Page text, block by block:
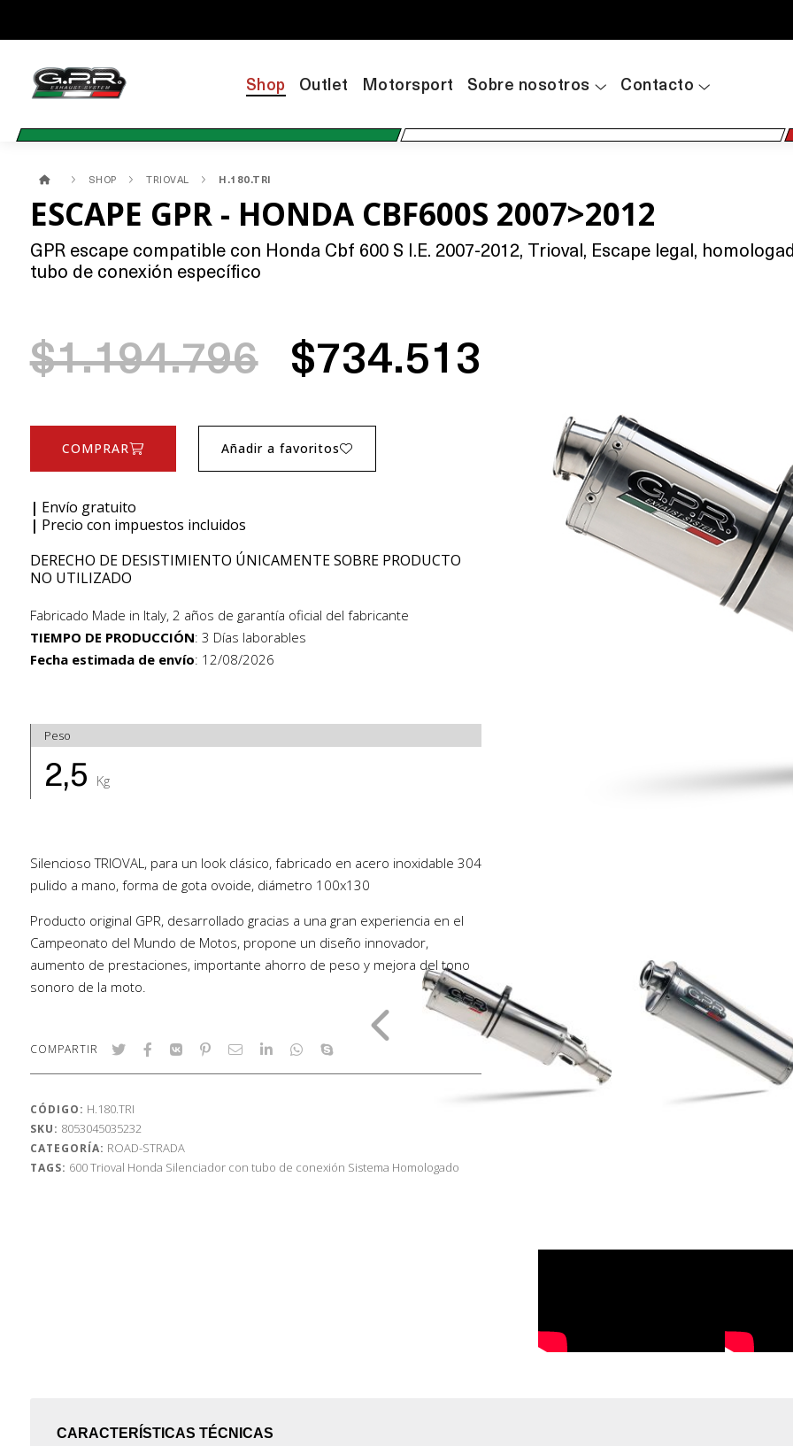
Shop Outlet Motorsport Sobre nosotros Contacto
SHOP TRIOVAL H.180.TRI
ESCAPE GPR - HONDA CBF600S 2007>2012
GPR escape compatible con Honda Cbf 600 S I.E. 2007-2012, Trioval, Escape legal,
tubo de conexión específico
$1.194.796 $734.513
COMPRAR Añadir a favoritos
| Envío gratuito
| Precio con impuestos incluidos
DERECHO DE DESISTIMIENTO ÚNICAMENTE SOBRE PRODUCTO
NO UTILIZADO
Fabricado Made in Italy, 2 años de garantía oficial del fabricante
TIEMPO DE PRODUCCIÓN: 3 Días laborables
Fecha estimada de envío: 12/08/2026
Peso
2,5 Kg
Silencioso TRIOVAL, para un look clásico, fabricado en acero inoxidable 304
pulido a mano, forma de gota ovoide, diámetro 100x130
Producto original GPR, desarrollado gracias a una gran experiencia en el
Campeonato del Mundo de Motos, propone un diseño innovador,
aumento de prestaciones, importante ahorro de peso y mejora del tono
sonoro de la moto.
COMPARTIR
CÓDIGO: H.180.TRI
SKU: 8053045035232
CATEGORÍA: ROAD-STRADA
TAGS: 600Trioval Honda Silenciador con tubo de conexión Sistema Homologado
CARACTERÍSTICAS TÉCNICAS